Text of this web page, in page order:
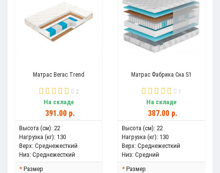
Матрас Вегас Trend
2
На складе
391.00 р.
Высота (см): 22
Нагрузка (кг): 130
Верх: Среднежесткий
Низ: Среднежесткий
Размер
Матрас Фабрика Сна S1
1
На складе
387.00 р.
Высота (см): 22
Нагрузка (кг): 130
Верх: Среднежесткий
Низ: Средний
Размер